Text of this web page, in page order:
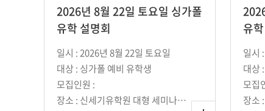
2026년 8월 22일 토요일 싱가폴
유학 설명회
일시 : 2026년 8월 22일 토요일
대상 : 싱가폴 예비 유학생
모집인원 :
장소 : 신세기유학원 대형 세미나실 (강남역 10번 출구에서 단 1분 거리)
유
일시
대상
모집